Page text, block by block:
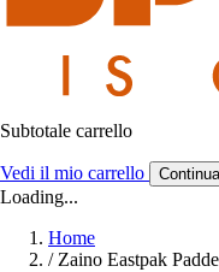
Subtotale carrello
Vedi il mio carrello
Loading...
Home
/ Zaino Eastpak